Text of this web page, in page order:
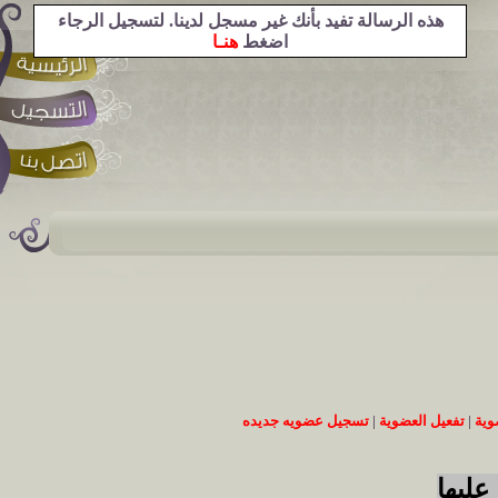
|تفعيل العضوية |تسجيل عضويه جديده
هذه الرسالة تفيد بأنك غير مسجل لدينا. لتسجيل الرجاء
اضغط هنـا